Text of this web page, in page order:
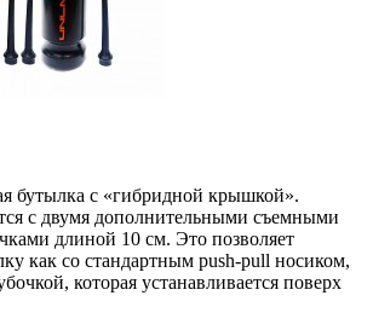
бутылка с «гибридной крышкой».
с двумя дополнительными съемными
длиной 10 см. Это позволяет
как со стандартным push-pull носиком,
которая устанавливается поверх